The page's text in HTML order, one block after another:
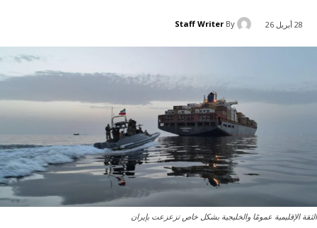
28 أبريل 26 By
Staff Writer
الثقة الإقليمية عمومًا والخليجية بشكل خاص تزعزعت بإيران